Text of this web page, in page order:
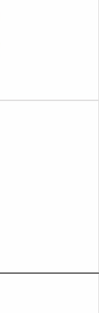
reserved.